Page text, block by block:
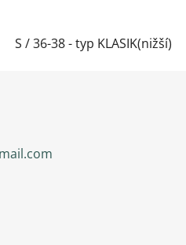
M / 39-41- typ KLASIK(nižší)
S / 36-38 - typ KLASIK(nižší)